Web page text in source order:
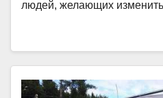
людей, желающих